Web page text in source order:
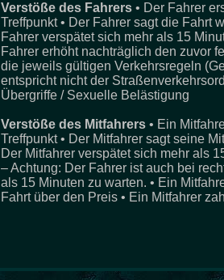
Verstöße des Fahrers • Der Fahrer
Treffpunkt • Der Fahrer sagt die Fahrt
Fahrer verspätet sich mehr als 15
Fahrer erhöht nachträglich den zuvor
die jeweils gültigen Verkehrsregeln
entspricht nicht der
Übergriffe / Sexuelle Belästigung
Verstöße des Mitfahrers • Ein
Treffpunkt • Der Mitfahrer sagt seine
Der Mitfahrer verspätet sich mehr als
– Achtung: Der Fahrer ist auch bei
als 15 Minuten zu warten. • Ein
Fahrt über den Preis • Ein Mitfahrer